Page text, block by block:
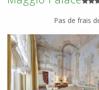
Pas de frais